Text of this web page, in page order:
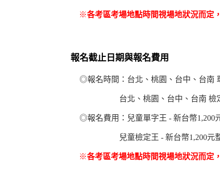
※各考區考場地點時間視場地狀況而定
報名截止日期與報名費用
◎報名時間： 台北 、 桃園、 台中、台南
台北 、 桃園、 台中、台南 檢
◎報名費用：兒童單字王 - 新台幣1,200
兒童檢定王 - 新台幣1,200元
※各考區考場地點時間視場地狀況而定